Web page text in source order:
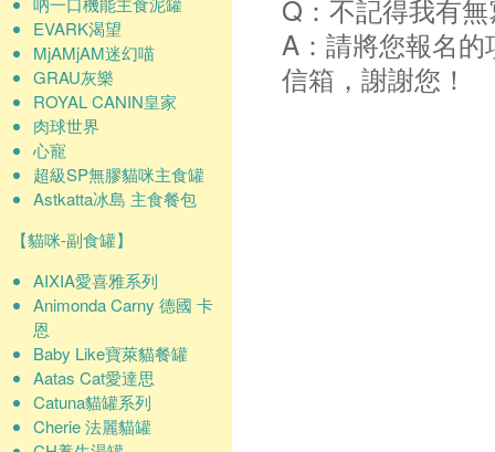
EVARK渴望
MjAMjAM迷幻喵
GRAU灰樂
ROYAL CANIN皇家
肉球世界
心寵
超級SP無膠貓咪主食罐
Astkatta冰島 主食餐包
【貓咪-副食罐】
AIXIA愛喜雅系列
Animonda Carny 德國 卡
恩
Baby Like寶萊貓餐罐
Aatas Cat愛達思
Catuna貓罐系列
Cherie 法麗貓罐
Q：不記得我有
A：請將您報名
信箱，謝謝您！